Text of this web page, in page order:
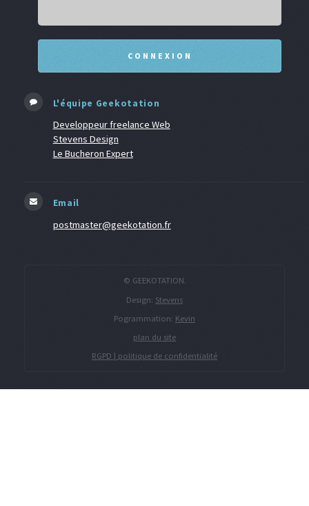
L'équipe Geekotation
Developpeur freelance Web
Stevens Design
Le Bucheron Expert
Email
postmaster@geekotation.fr
© GEEKOTATION.
Design: Stevens
Pogrammation: Kevin
plan du site
RGPD | politique de confidentialité